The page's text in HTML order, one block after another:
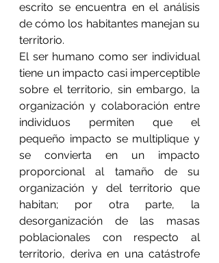
escrito se encuentra en el análisis
de cómo los habitantes manejan su
territorio.
El ser humano como ser individual
tiene un impacto casi imperceptible
sobre el territorio, sin embargo, la
organización y colaboración entre
individuos permiten que el
pequeño impacto se multiplique y
se convierta en un impacto
proporcional al tamaño de su
organización y del territorio que
habitan; por otra parte, la
desorganización de las masas
poblacionales con respecto al
territorio, deriva en una catástrofe